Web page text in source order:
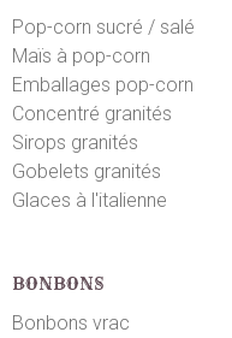
Pop-corn sucré / salé
Maïs à pop-corn
Emballages pop-corn
Concentré granités
Sirops granités
Gobelets granités
Glaces à l'italienne
BONBONS
Bonbons vrac